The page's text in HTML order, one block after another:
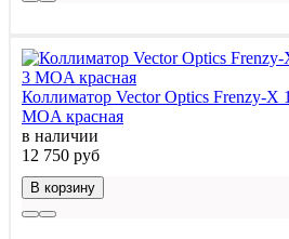
Коллиматор Vector Optics Frenzy-X
МOA красная
в наличии
12 750 руб
В корзину